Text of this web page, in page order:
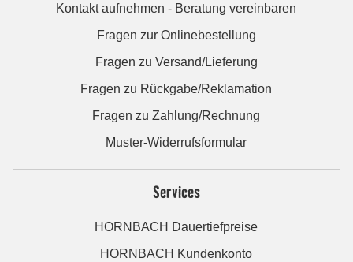
Kontakt aufnehmen - Beratung vereinbaren
Fragen zur Onlinebestellung
Fragen zu Versand/Lieferung
Fragen zu Rückgabe/Reklamation
Fragen zu Zahlung/Rechnung
Muster-Widerrufsformular
Services
HORNBACH Dauertiefpreise
HORNBACH Kundenkonto